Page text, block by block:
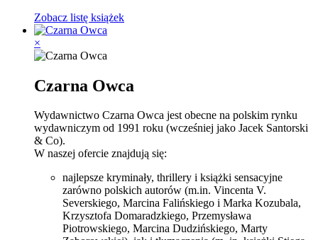
Zobacz listę książek
×
Czarna Owca
Wydawnictwo Czarna Owca jest obecne na polskim rynku
wydawniczym od 1991 roku (wcześniej jako Jacek Santorski
& Co).
W naszej ofercie znajdują się:
najlepsze kryminały, thrillery i książki sensacyjne
zarówno polskich autorów (m.in. Vincenta V.
Severskiego, Marcina Falińskiego i Marka Kozubala,
Krzysztofa Domaradzkiego, Przemysława
Piotrowskiego, Marcina Dudzińskiego, Marty